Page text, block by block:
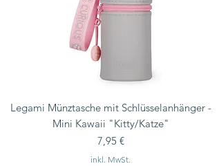
Legami Münztasche mit Schlüsselanhänger -
Mini Kawaii "Kitty/Katze"
Preis
7,95 €
inkl. MwSt.